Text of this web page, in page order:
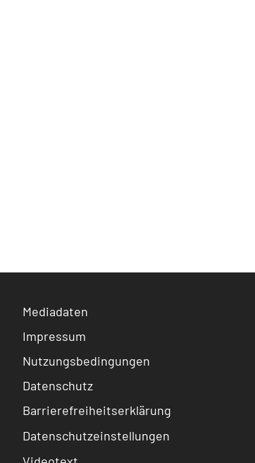
Mediadaten
Impressum
Nutzungsbedingungen
Datenschutz
Barrierefreiheitserklärung
Datenschutzeinstellungen